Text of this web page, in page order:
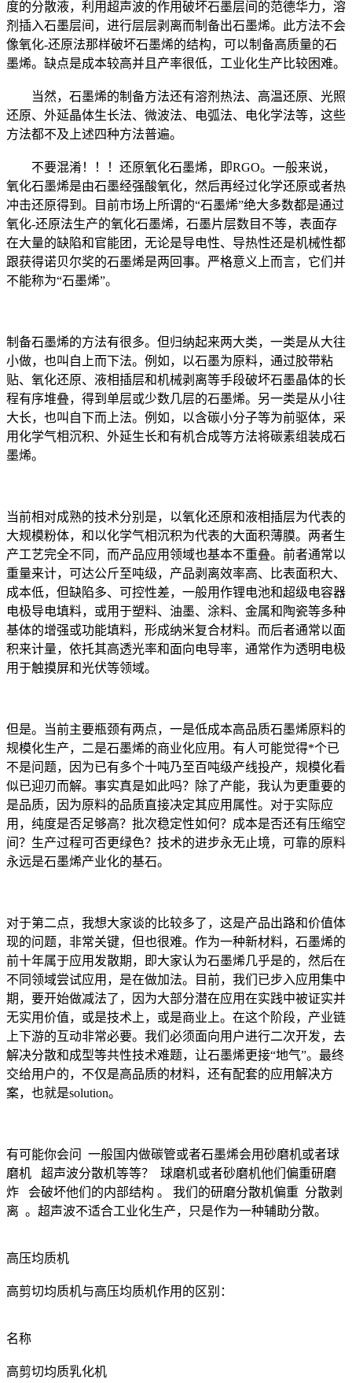
度的分散液，利用超声波的作用破坏石墨层间的范德华力，溶
剂插入石墨层间，进行层层剥离而制备出石墨烯。此方法不会
像氧化-还原法那样破坏石墨烯的结构，可以制备高质量的石
墨烯。缺点是成本较高并且产率很低，工业化生产比较困难。
当然，石墨烯的制备方法还有溶剂热法、高温还原、光照
还原、外延晶体生长法、微波法、电弧法、电化学法等，这些
方法都不及上述四种方法普遍。
不要混淆！！！还原氧化石墨烯，即RGO。一般来说，
氧化石墨烯是由石墨经强酸氧化，然后再经过化学还原或者热
冲击还原得到。目前市场上所谓的“石墨烯”绝大多数都是通过
氧化-还原法生产的氧化石墨烯，石墨片层数目不等，表面存
在大量的缺陷和官能团，无论是导电性、导热性还是机械性都
跟获得诺贝尔奖的石墨烯是两回事。严格意义上而言，它们并
不能称为“石墨烯”。
制备石墨烯的方法有很多。但归纳起来两大类，一类是从大往
小做，也叫自上而下法。例如，以石墨为原料，通过胶带粘
贴、氧化还原、液相插层和机械剥离等手段破坏石墨晶体的长
程有序堆叠，得到单层或少数几层的石墨烯。另一类是从小往
大长，也叫自下而上法。例如，以含碳小分子等为前驱体，采
用化学气相沉积、外延生长和有机合成等方法将碳素组装成石
墨烯。
当前相对成熟的技术分别是，以氧化还原和液相插层为代表的
大规模粉体，和以化学气相沉积为代表的大面积薄膜。两者生
产工艺完全不同，而产品应用领域也基本不重叠。前者通常以
重量来计，可达公斤至吨级，产品剥离效率高、比表面积大、
成本低，但缺陷多、可控性差，一般用作锂电池和超级电容器
电极导电填料，或用于塑料、油墨、涂料、金属和陶瓷等多种
基体的增强或功能填料，形成纳米复合材料。而后者通常以面
积来计量，依托其高透光率和面向电导率，通常作为透明电极
用于触摸屏和光伏等领域。
但是。当前主要瓶颈有两点，一是低成本高品质石墨烯原料的
规模化生产，二是石墨烯的商业化应用。有人可能觉得*个已
不是问题，因为已有多个十吨乃至百吨级产线投产，规模化看
似已迎刃而解。事实真是如此吗？除了产能，我认为更重要的
是品质，因为原料的品质直接决定其应用属性。对于实际应
用，纯度是否足够高？批次稳定性如何？成本是否还有压缩空
间？生产过程可否更绿色？技术的进步永无止境，可靠的原料
永远是石墨烯产业化的基石。
对于第二点，我想大家谈的比较多了，这是产品出路和价值体
现的问题，非常关键，但也很难。作为一种新材料，石墨烯的
前十年属于应用发散期，即大家认为石墨烯几乎是的，然后在
不同领域尝试应用，是在做加法。目前，我们已步入应用集中
期，要开始做减法了，因为大部分潜在应用在实践中被证实并
无实用价值，或是技术上，或是商业上。在这个阶段，产业链
上下游的互动非常必要。我们必须面向用户进行二次开发，去
解决分散和成型等共性技术难题，让石墨烯更接“地气”。最终
交给用户的，不仅是高品质的材料，还有配套的应用解决方
案，也就是solution。
有可能你会问 一般国内做碳管或者石墨烯会用砂磨机或者球
磨机 超声波分散机等等？ 球磨机或者砂磨机他们偏重研磨
炸 会破坏他们的内部结构 。 我们的研磨分散机偏重 分散剥
离 。超声波不适合工业化生产，只是作为一种辅助分散。
高压均质机
高剪切均质机与高压均质机作用的区别：
名称
高剪切均质乳化机